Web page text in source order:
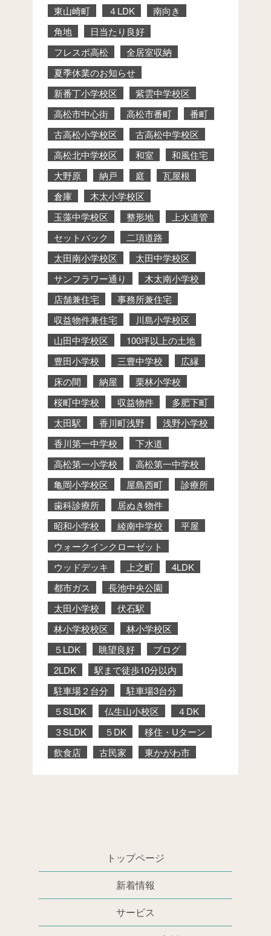
東山崎町
４LDK
南向き
角地
日当たり良好
フレスポ高松
全居室収納
夏季休業のお知らせ
新番丁小学校区
紫雲中学校区
高松市中心街
高松市番町
番町
古高松小学校区
古高松中学校区
高松北中学校区
和室
和風住宅
大野原
納戸 庭
瓦屋根
倉庫
木太小学校区
玉藻中学校区
整形地
上水道管
セットバック
二項道路
太田南小学校区
太田中学校区
サンフラワー通り
木太南小学校
店舗兼住宅
事務所兼住宅
収益物件兼住宅
川島小学校区
山田中学校区
100坪以上の土地
豊田小学校
三豊中学校
広縁
床の間
納屋
栗林小学校
桜町中学校
収益物件
多肥下町
太田駅
香川町浅野
浅野小学校
香川第一中学校
下水道
高松第一小学校
高松第一中学校
亀岡小学校区
屋島西町
診療所
歯科診療所
居ぬき物件
昭和小学校
綾南中学校
平屋
ウォークインクローゼット
ウッドデッキ
上之町
4LDK
都市ガス
長池中央公園
太田小学校
伏石駅
林小学校校区
林小学校区
５LDK
眺望良好
ブログ
2LDK
駅まで徒歩10分以内
駐車場２台分
駐車場3台分
５SLDK
仏生山小校区
４DK
３SLDK
５DK
移住・Uターン
飲食店
古民家 東かがわ市
トップページ
新着情報
サービス